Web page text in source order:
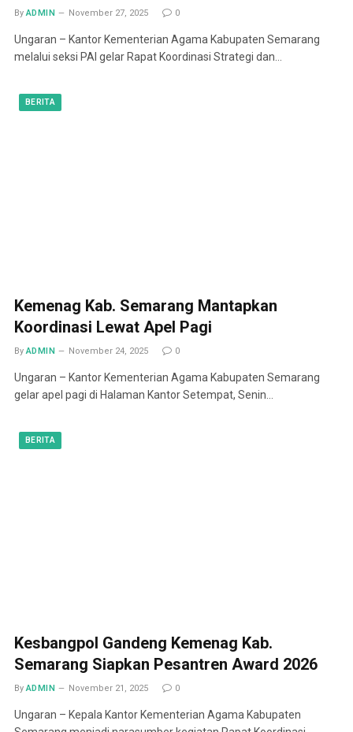
By ADMIN November 27, 2025 0
Ungaran – Kantor Kementerian Agama Kabupaten Semarang
melalui seksi PAI gelar Rapat Koordinasi Strategi dan…
BERITA
Kemenag Kab. Semarang Mantapkan
Koordinasi Lewat Apel Pagi
By ADMIN November 24, 2025 0
Ungaran – Kantor Kementerian Agama Kabupaten Semarang
gelar apel pagi di Halaman Kantor Setempat, Senin…
BERITA
Kesbangpol Gandeng Kemenag Kab.
Semarang Siapkan Pesantren Award 2026
By ADMIN November 21, 2025 0
Ungaran – Kepala Kantor Kementerian Agama Kabupaten